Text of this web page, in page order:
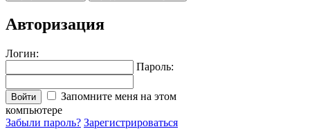
Авторизация
Логин:
Пароль:
Войти
Запомните меня на этом
компьютере
Забыли пароль? Зарегистрироваться